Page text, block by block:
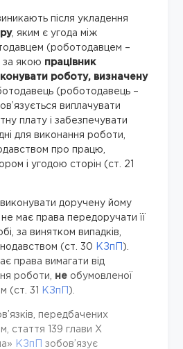
після укладення
, яким є угода між
(роботодавцем –
за якою працівник
роботу, визначену
(роботодавець –
виплачувати
плату і забезпечувати
для виконання роботи,
пропрацю
і угодою сторін (ст. 21
виконувати доручену йому
не має права передоручати її
за винятком випадків,
(ст. 30
КЗпП
).
права вимагати від
роботи, не обумовленої
(ст. 31
КЗпП ).
передбачених
стаття 139 глави Х
КЗпП
зобов’язує